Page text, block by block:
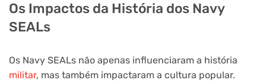
Os Impactos da História dos Navy
SEALs
Os Navy SEALs não apenas influenciaram a história
militar, mas também impactaram a cultura popular.